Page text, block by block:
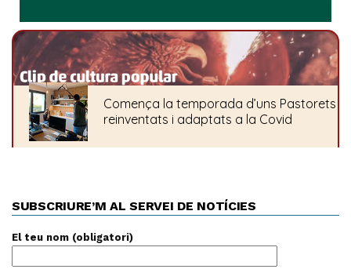
SUBSCRIURE’M AL SERVEI DE NOTÍCIES
El teu nom (obligatori)